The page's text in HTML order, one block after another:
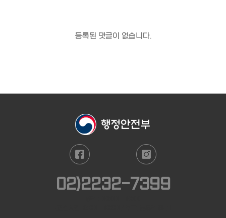
등록된 댓글이 없습니다.
02)2232-7399